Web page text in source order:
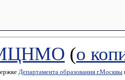
(о
Департамента образования г.Москвы